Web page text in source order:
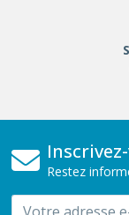
Restez
Email